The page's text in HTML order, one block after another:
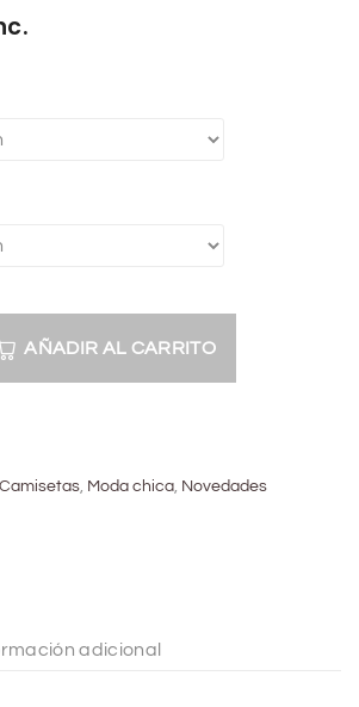
AÑADIR AL CARRITO
, Moda chica, Novedades
adicional